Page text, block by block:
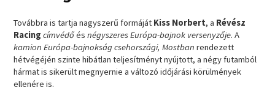
Továbbra is tartja nagyszerű formáját Kiss Norbert, a Révész
Racingcímvédőésnégyszeres Európa-bajnok versenyzője. A
kamion Európa-bajnokság csehországi, Mostbanrendezett
hétvégéjén szinte hibátlan teljesítményt nyújtott, a négy futamból
hármat is sikerült megnyernie a változó időjárási körülmények
ellenére is.